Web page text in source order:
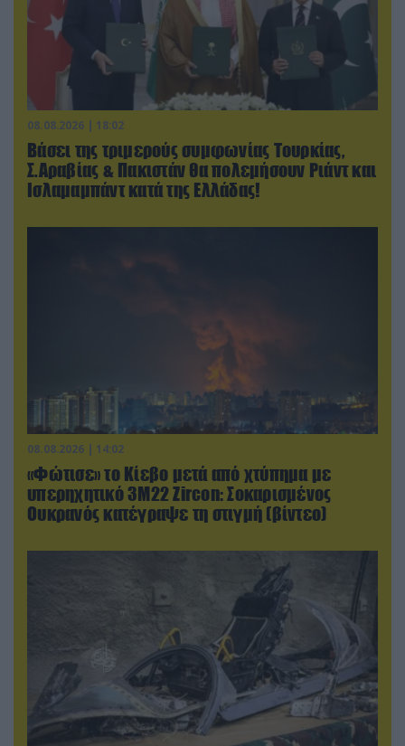
08.08.2026 | 18:02
Βάσει της τριμερούς συμφωνίας Τουρκίας,
Σ.Αραβίας & Πακιστάν θα πολεμήσουν Ριάντ και
Ισλαμαμπάντ κατά της Ελλάδας!
08.08.2026 | 14:02
«Φώτισε» το Κίεβο μετά από χτύπημα με
υπερηχητικό 3M22 Zircon: Σοκαρισμένος
Ουκρανός κατέγραψε τη στιγμή (βίντεο)